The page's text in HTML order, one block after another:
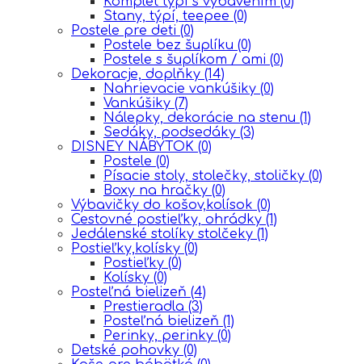
Stany, týpí, teepee (0)
Postele pre deti (0)
Postele bez šuplíku (0)
Postele s šuplíkom / ami (0)
Dekoracje, doplňky (14)
Nahrievacie vankúšiky (0)
Vankúšiky (7)
Nálepky, dekorácie na stenu (1)
Sedáky, podsedáky (3)
DISNEY NÁBYTOK (0)
Postele (0)
Písacie stoly, stolečky, stoličky (0)
Boxy na hračky (0)
Výbavičky do košov,kolísok (0)
Cestovné postieľky, ohrádky (1)
Jedálenské stolíky stolčeky (1)
Postieľky,kolísky (0)
Postieľky (0)
Kolísky (0)
Posteľná bielizeň (4)
Prestieradla (3)
Posteľná bielizeň (1)
Perinky, perinky (0)
Detské pohovky (0)